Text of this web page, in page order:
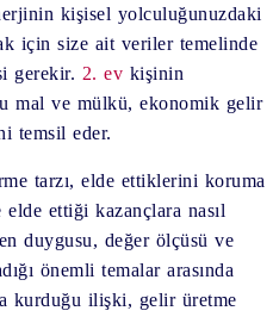
kişisel yolculuğunuzdaki
için size ait veriler temelinde
gerekir. 2. ev kişinin
mal ve mülkü, ekonomik gelir
temsil eder.
tarzı, elde ettiklerini koruma
ettiği kazançlara nasıl
duygusu, değer ölçüsü ve
önemli temalar arasında
kurduğu ilişki, gelir üretme